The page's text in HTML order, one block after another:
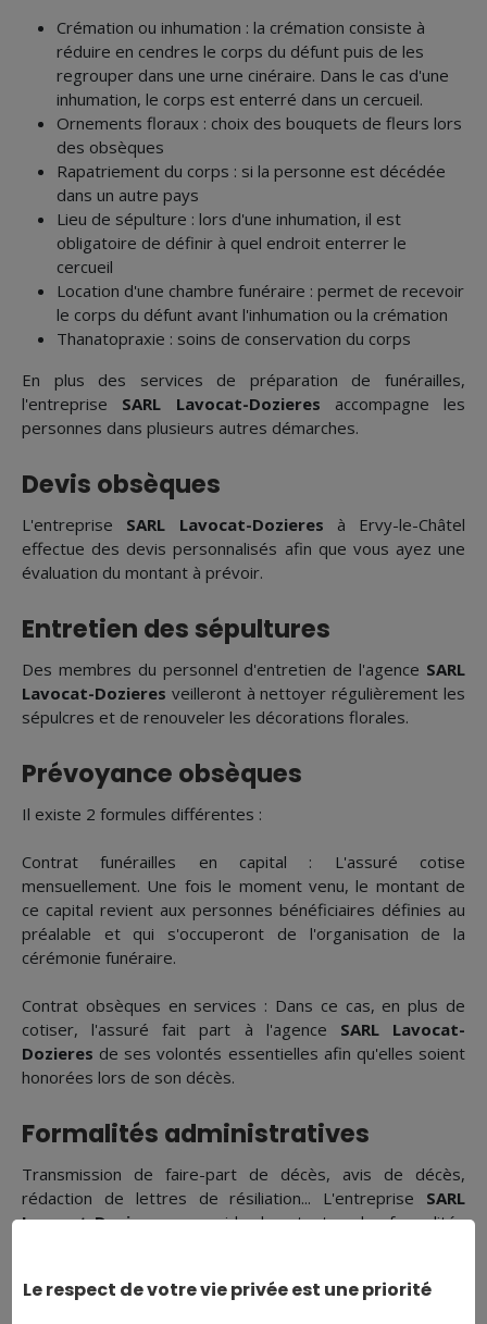
Crémation ou inhumation : la crémation consiste à
réduire en cendres le corps du défunt puis de les
regrouper dans une urne cinéraire. Dans le cas d'une
inhumation, le corps est enterré dans un cercueil.
Ornements floraux : choix des bouquets de fleurs lors
des obsèques
Rapatriement du corps : si la personne est décédée
dans un autre pays
Lieu de sépulture : lors d'une inhumation, il est
obligatoire de définir à quel endroit enterrer le
cercueil
Location d'une chambre funéraire : permet de recevoir
le corps du défunt avant l'inhumation ou la crémation
Thanatopraxie : soins de conservation du corps
En plus des services de préparation de funérailles,
l'entreprise SARL Lavocat-Dozieres accompagne les
personnes dans plusieurs autres démarches.
Devis obsèques
L'entreprise SARL Lavocat-Dozieres à Ervy-le-Châtel
effectue des devis personnalisés afin que vous ayez une
évaluation du montant à prévoir.
Entretien des sépultures
Des membres du personnel d'entretien de l'agence SARL
Lavocat-Dozieres veilleront à nettoyer régulièrement les
sépulcres et de renouveler les décorations florales.
Prévoyance obsèques
Il existe 2 formules différentes :
Contrat funérailles en capital : L'assuré cotise
mensuellement. Une fois le moment venu, le montant de
ce capital revient aux personnes bénéficiaires définies au
préalable et qui s'occuperont de l'organisation de la
cérémonie funéraire.
Contrat obsèques en services : Dans ce cas, en plus de
cotiser, l'assuré fait part à l'agence SARL Lavocat-
Dozieres de ses volontés essentielles afin qu'elles soient
honorées lors de son décès.
Formalités administratives
Transmission de faire-part de décès, avis de décès,
rédaction de lettres de résiliation... L'entreprise SARL
Lavocat-Dozieresvous aide dans toutes des formalités
Le respect de votre vie privée est une priorité